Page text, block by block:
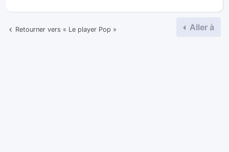
Retourner vers « Le player Pop » Aller à